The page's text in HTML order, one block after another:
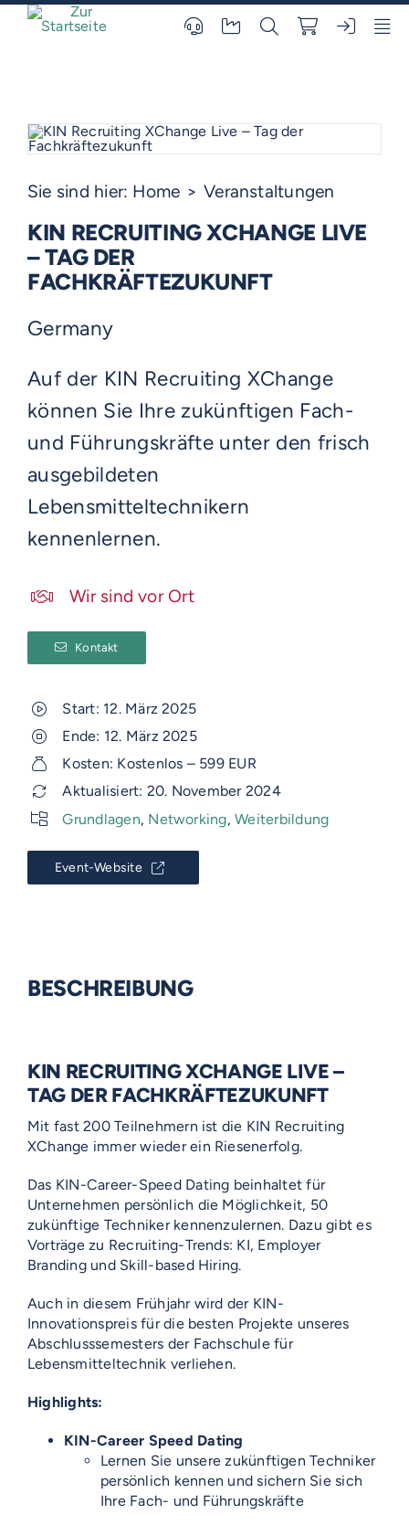
Sie sind hier: Home Veranstaltungen
KIN RECRUITING XCHANGE LIVE
– TAG DER
FACHKRÄFTEZUKUNFT
Germany
Auf der KIN Recruiting XChange
können Sie Ihre zukünftigen Fach-
und Führungskräfte unter den frisch
ausgebildeten
Lebensmitteltechnikern
kennenlernen.
Wir sind vor Ort
Kontakt
Start: 12. März 2025
Ende: 12. März 2025
Kosten: Kostenlos – 599 EUR
Aktualisiert: 20. November 2024
Grundlagen, Networking,Weiterbildung
Event-Website
BESCHREIBUNG
KIN RECRUITING XCHANGE LIVE –
TAG DER FACHKRÄFTEZUKUNFT
Mit fast 200 Teilnehmern ist die KIN Recruiting
XChange immer wieder ein Riesenerfolg.
Das KIN-Career-Speed Dating beinhaltet für
Unternehmen persönlich die Möglichkeit, 50
zukünftige Techniker kennenzulernen. Dazu gibt es
Vorträge zu Recruiting-Trends: KI, Employer
Branding und Skill-based Hiring.
Auch in diesem Frühjahr wird der KIN-
Innovationspreis für die besten Projekte unseres
Abschlusssemesters der Fachschule für
Lebensmitteltechnik verliehen.
Highlights:
KIN-Career Speed Dating
Lernen Sie unsere zukünftigen Techniker
persönlich kennen und sichern Sie sich
Ihre Fach- und Führungskräfte